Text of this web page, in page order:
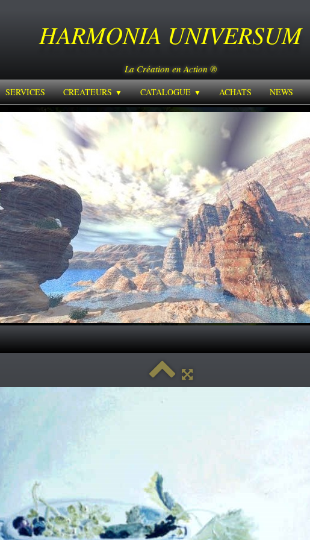
HARMONIA UNIVERSUM
La Création en Action ®
SERVICES CREATEURS▼ CATALOGUE▼ ACHATS NEWS